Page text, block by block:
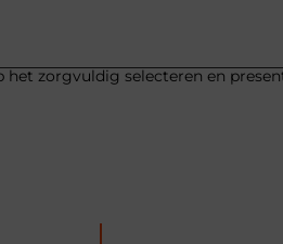
zorgvuldig selecteren en